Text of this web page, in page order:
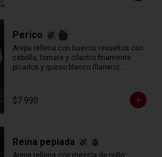
Perico
Arepa rellena con huevos revueltos con
cebolla, tomate y cilantro finamente
picados y queso blanco (llanero)
$7.990
Reina pepiada
Arepa rellena con mezcla de pollo